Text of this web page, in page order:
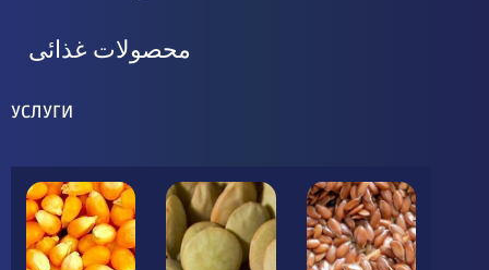
محصولات غذائی
УСЛУГИ